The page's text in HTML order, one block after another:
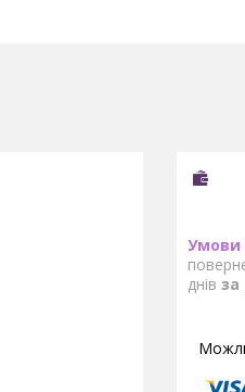
днів за